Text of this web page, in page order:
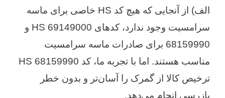
الف) از آنجایی که هیچ کد HS خاصی برای ماسه
سرامسیت وجود ندارد، کدهای HS 69149000 و
68159990 برای صادرات ماسه سرامسیت
مناسب هستند. اما با تجربه ما، کد HS 68159990
ترخیص کالا از گمرک را آسان‌تر و بدون خطر
بازرسی انجام می‌دهد.